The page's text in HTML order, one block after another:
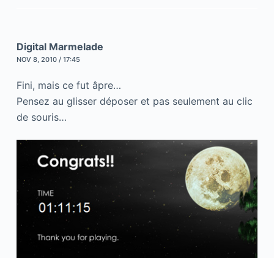
Digital Marmelade
NOV 8, 2010 / 17:45
Fini, mais ce fut âpre…
Pensez au glisser déposer et pas seulement au clic
de souris…